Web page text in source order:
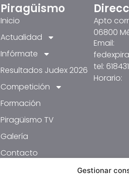
Gestionar
Piragüismo
Inicio
Actualidad
Infórmate
Resultados Judex 2026
Competición
Formación
Piragüismo TV
Galería
Contacto
Apto
06800
Email:
tel:
Horario: